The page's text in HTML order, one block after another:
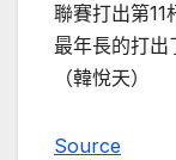
聯賽打出第11
最年長的打出
（韓悅天）
Source